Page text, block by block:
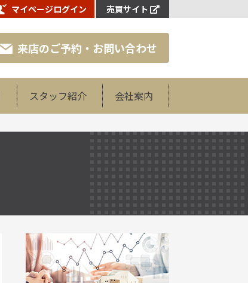
マイページログイン 売買サイト
来店のご予約・お問い合わせ
スタッフ紹介 会社案内